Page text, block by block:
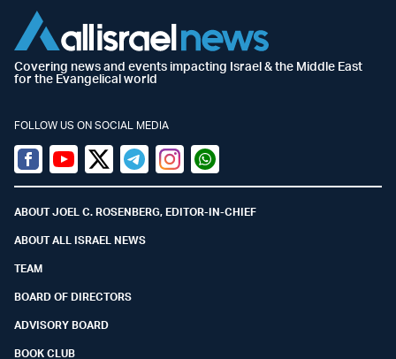
Covering news and events impacting Israel & the Middle East
for the Evangelical world
FOLLOW US ON SOCIAL MEDIA
Facebook
YoutubeTwitter (X)
TelegramInstagramWhatsapp
ABOUT JOEL C. ROSENBERG, EDITOR-IN-CHIEF
ABOUT ALL ISRAEL NEWS
TEAM
BOARD OF DIRECTORS
ADVISORY BOARD
BOOK CLUB